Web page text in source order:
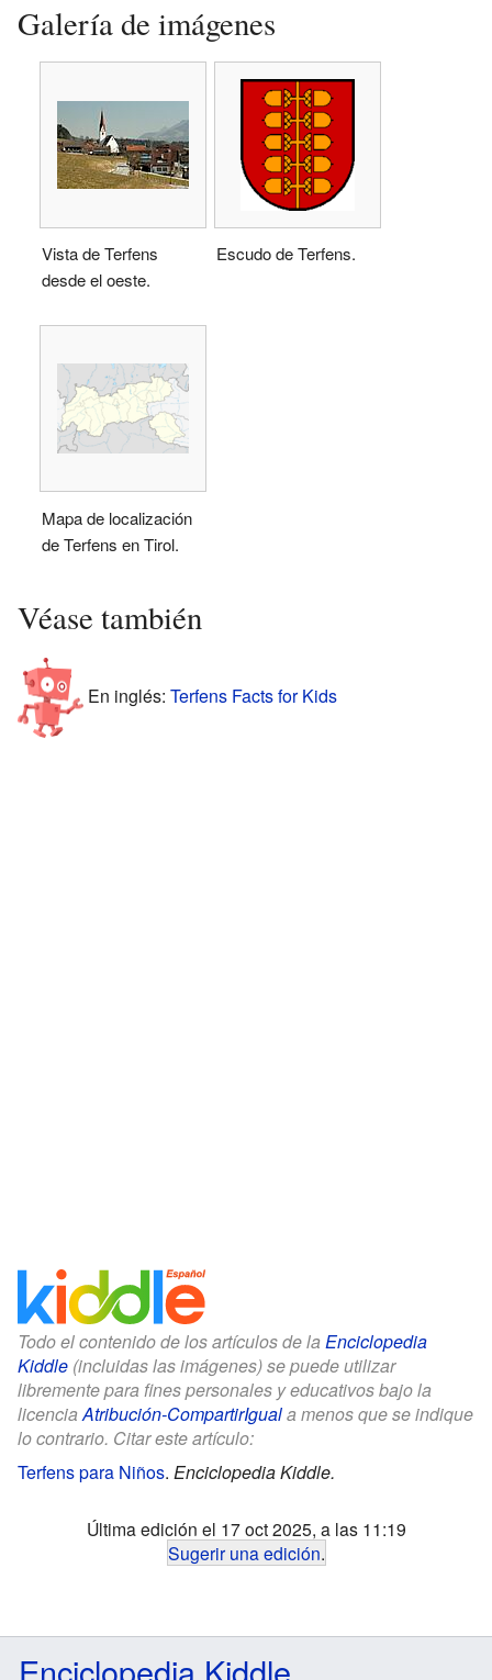
Galería de imágenes
Vista de Terfens
desde el oeste.
Escudo de Terfens.
Mapa de localización
de Terfens en Tirol.
Véase también
En inglés: Terfens Facts for Kids
Todo el contenido de los artículos de la Enciclopedia
Kiddle (incluidas las imágenes) se puede utilizar
libremente para fines personales y educativos bajo la
licenciaAtribución-CompartirIguala menos que se indique
lo contrario. Citar este artículo:
Terfens para Niños. Enciclopedia Kiddle.
Última edición el 17 oct 2025, a las 11:19
Sugerir una edición.
Enciclopedia Kiddle